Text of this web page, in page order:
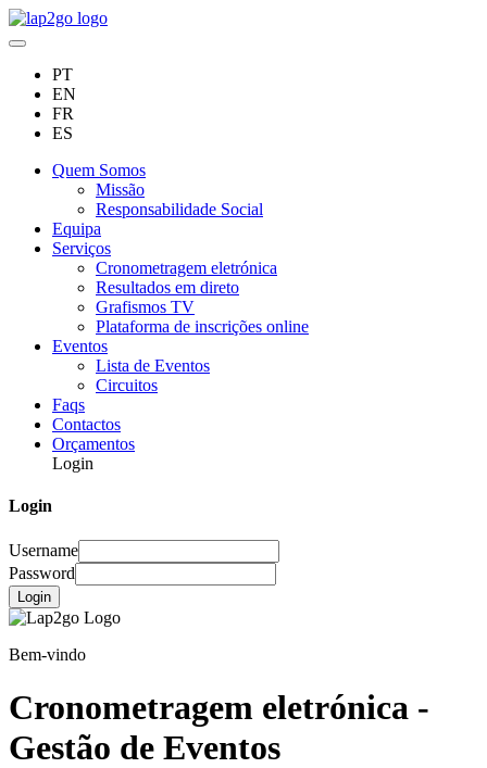
PT
EN
FR
ES
Quem Somos
Missão
Responsabilidade Social
Equipa
Serviços
Cronometragem eletrónica
Resultados em direto
Grafismos TV
Plataforma de inscrições online
Eventos
Lista de Eventos
Circuitos
Faqs
Contactos
Orçamentos
Login
Login
Username
Password
Login
Bem-vindo
Cronometragem eletrónica -
Gestão de Eventos